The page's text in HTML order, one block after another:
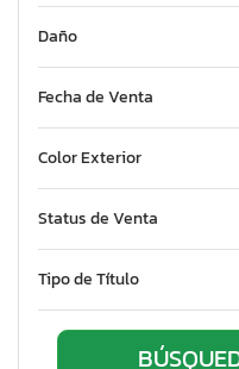
Daño
Fecha de Venta
Color Exterior
Status de Venta
Tipo de Título